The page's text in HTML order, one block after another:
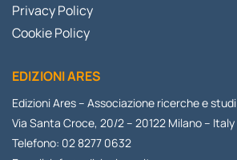
Privacy Policy
Cookie Policy
EDIZIONI ARES
Edizioni Ares – Associazione ricerche e studi
Via Santa Croce, 20/2 – 20122 Milano – Italy
Telefono: 02 8277 0632